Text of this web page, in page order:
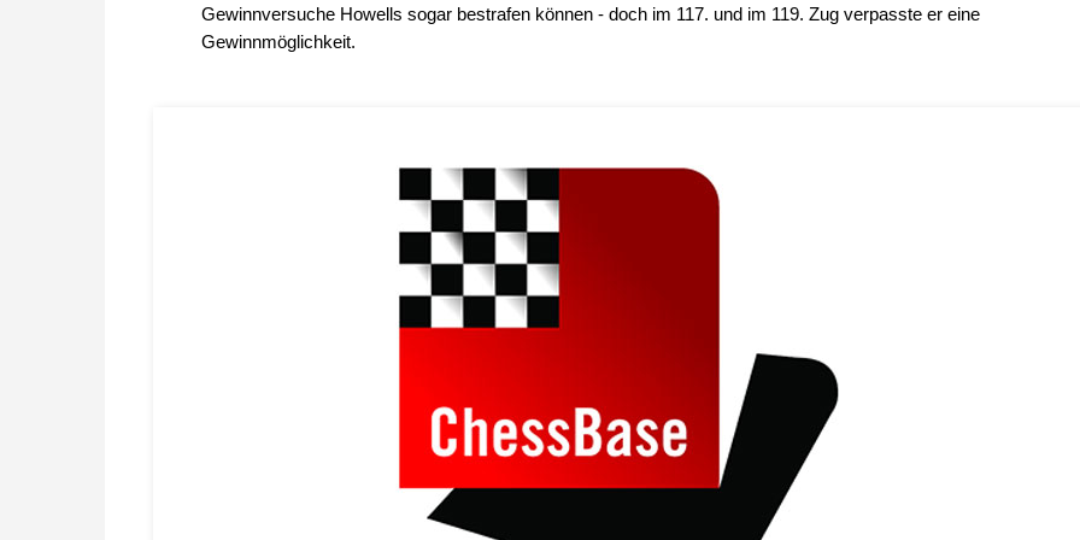
Gewinnversuche Howells sogar bestrafen können - doch im 117. und im 119. Zug verpasste er eine
Gewinnmöglichkeit.